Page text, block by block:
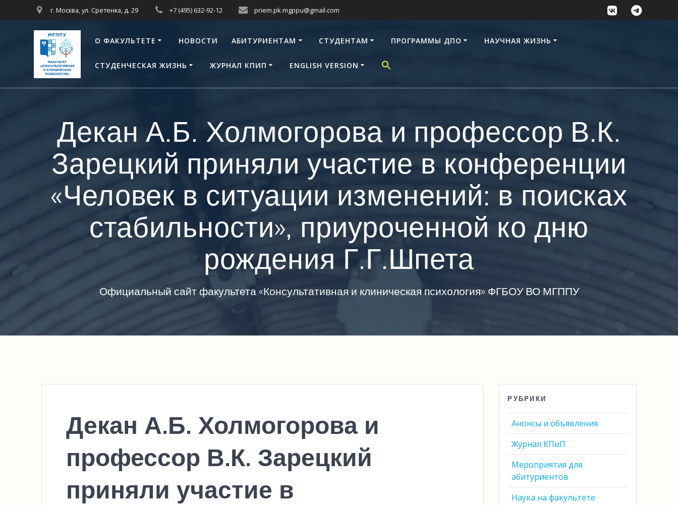
к
контенту
г. Москва, ул. Сретенка, д. 29 +7 (495) 632-92-12 priem.pk.mgppu@gmail.com
О ФАКУЛЬТЕТЕ НОВОСТИ АБИТУРИЕНТАМ СТУДЕНТАМ ПРОГРАММЫ ДПО НАУЧНАЯ ЖИЗНЬ
СТУДЕНЧЕСКАЯ ЖИЗНЬ ЖУРНАЛ КПИП ENGLISH VERSION
Декан А.Б. Холмогорова и профессор В.К.
Зарецкий приняли участие в конференции
«Человек в ситуации изменений: в поисках
стабильности», приуроченной ко дню
рождения Г.Г.Шпета
Официальный сайт факультета «Консультативная и клиническая психология» ФГБОУ ВО МГППУ
Декан А.Б. Холмогорова и
профессор В.К. Зарецкий
приняли участие в
РУБРИКИ
Анонсы и объявления
Журнал КПиП
Мероприятия для
абитуриентов
Наука на факультете